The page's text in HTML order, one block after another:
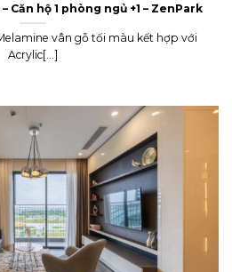
Căn hộ 1 phòng ngủ +1 – ZenPark
vân gỗ tối màu kết hợp với
Acrylic[...]